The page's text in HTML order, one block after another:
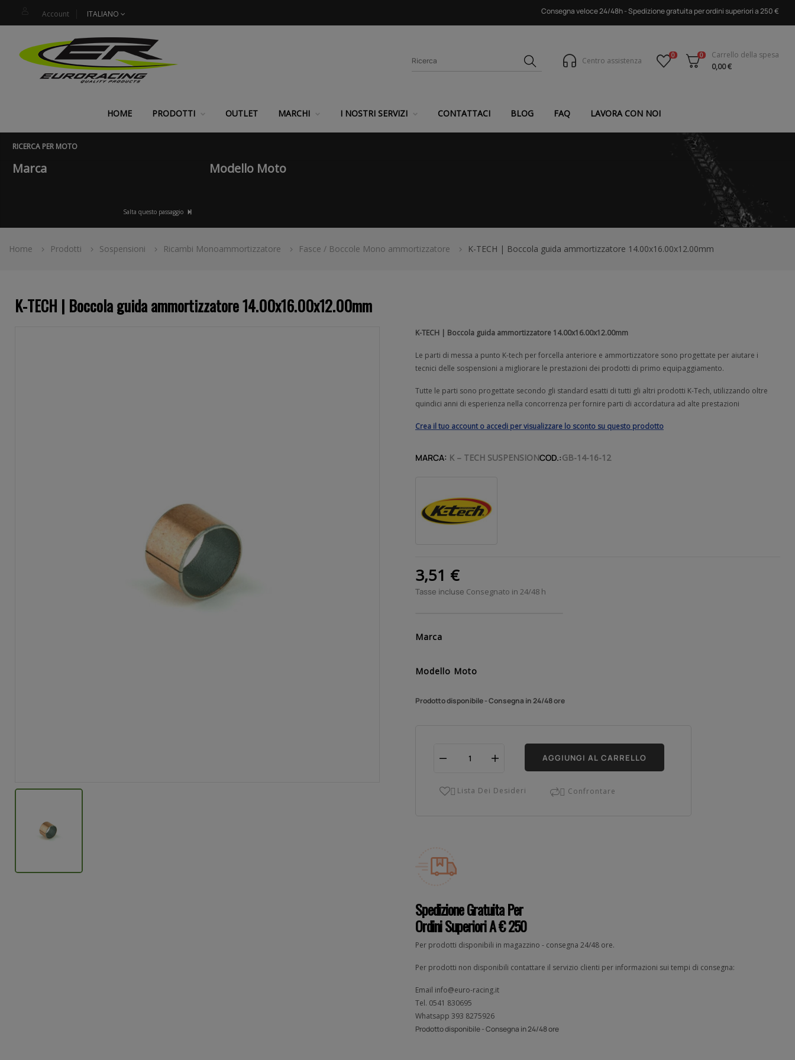
Account ITALIANO Consegna veloce 24/48h - Spedizione gratuita per ordini superiori a 250 €
Centro assistenza
0 0
Carrello della spesa
0,00 €
HOME PRODOTTI OUTLET MARCHI I NOSTRI SERVIZI CONTATTACI BLOG FAQ LAVORA CON NOI
RICERCA PER MOTO
Marca
Salta questo passaggio
Modello Moto
Home Prodotti Sospensioni Ricambi Monoammortizzatore Fasce / Boccole Mono ammortizzatore K-TECH | Boccola guida ammortizzatore 14.00x16.00x12.00mm
K-TECH | Boccola guida ammortizzatore 14.00x16.00x12.00mm
K-TECH | Boccola guida ammortizzatore 14.00x16.00x12.00mm
Le parti di messa a punto K-tech per forcella anteriore e ammortizzatore sono progettate per aiutare i
tecnici delle sospensioni a migliorare le prestazioni dei prodotti di primo equipaggiamento.
Tutte le parti sono progettate secondo gli standard esatti di tutti gli altri prodotti K-Tech, utilizzando oltre
quindici anni di esperienza nella concorrenza per fornire parti di accordatura ad alte prestazioni
Crea il tuo account o accedi per visualizzare lo sconto su questo prodotto
MARCA: K – TECH SUSPENSIONCOD.:GB-14-16-12
3,51 €
Tasse incluse Consegnato in 24/48 h
Marca
Modello Moto
Prodotto disponibile - Consegna in 24/48 ore
AGGIUNGI AL CARRELLO
 Lista Dei Desideri  Confrontare
Spedizione Gratuita Per
Ordini Superiori A € 250
Per prodotti disponibili in magazzino - consegna 24/48 ore.
Per prodotti non disponibili contattare il servizio clienti per informazioni sui tempi di consegna:
Email info@euro-racing.it
Tel. 0541 830695
Whatsapp 393 8275926
Prodotto disponibile - Consegna in 24/48 ore